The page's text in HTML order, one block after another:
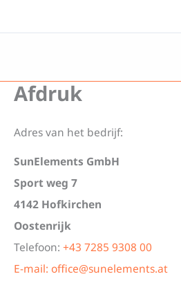
naar
Afdruk
Adres van het bedrijf:
SunElements GmbH
Sport weg 7
4142 Hofkirchen
Oostenrijk
Telefoon: +43 7285 9308 00
E-mail: office@sunelements.at